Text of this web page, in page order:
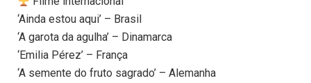
‘Ainda estou aqui’ – Brasil
‘A garota da agulha’ – Dinamarca
‘Emilia Pérez’ – França
‘A semente do fruto sagrado’ – Alemanha